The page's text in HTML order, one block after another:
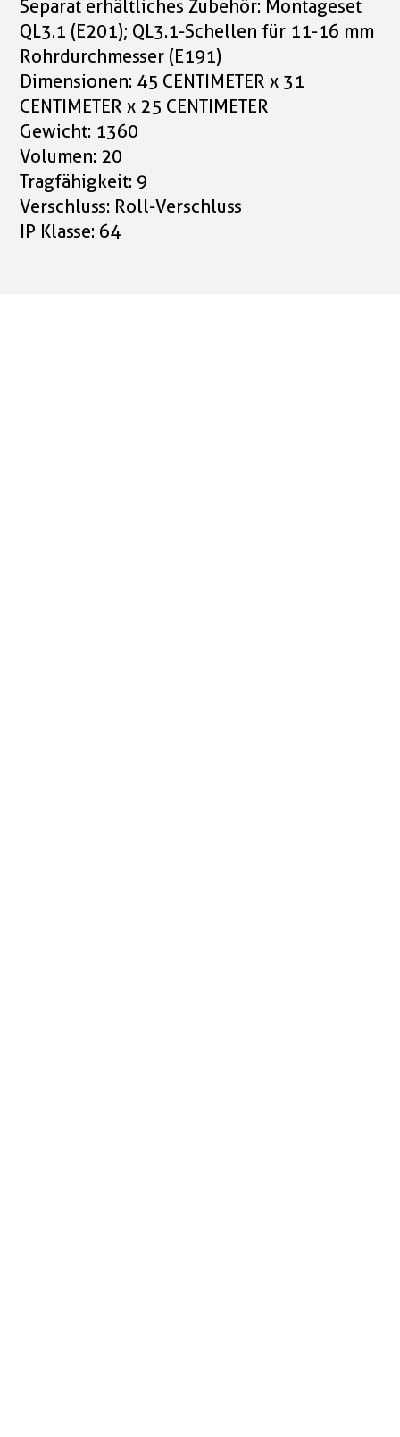
Separat erhältliches Zubehör: Montageset
QL3.1 (E201); QL3.1-Schellen für 11-16 mm
Rohrdurchmesser (E191)
Dimensionen: 45 CENTIMETER x 31
CENTIMETER x 25 CENTIMETER
Gewicht: 1360
Volumen: 20
Tragfähigkeit: 9
Verschluss: Roll-Verschluss
IP Klasse: 64